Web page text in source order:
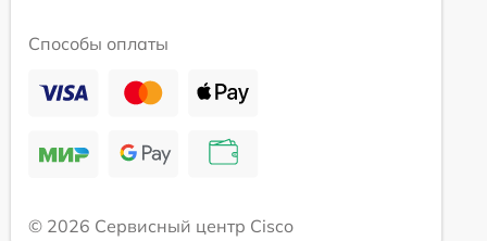
Способы оплаты
© 2026 Сервисный центр Cisco